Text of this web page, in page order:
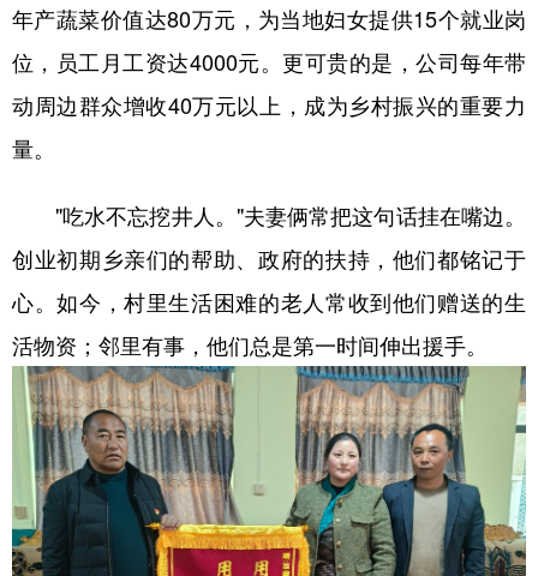
年产蔬菜价值达80万元，为当地妇女提供15个就业岗
位，员工月工资达4000元。更可贵的是，公司每年带
动周边群众增收40万元以上，成为乡村振兴的重要力
量。
"吃水不忘挖井人。"夫妻俩常把这句话挂在嘴边。
创业初期乡亲们的帮助、政府的扶持，他们都铭记于
心。如今，村里生活困难的老人常收到他们赠送的生
活物资；邻里有事，他们总是第一时间伸出援手。